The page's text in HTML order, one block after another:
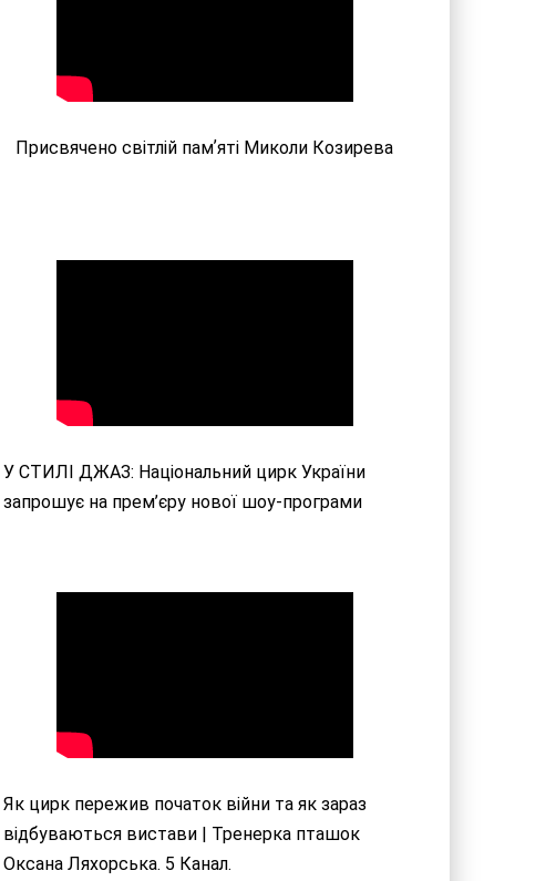
Присвячено світлій памʼяті Миколи Козирева
У СТИЛІ ДЖАЗ: Національний цирк України
запрошує на прем’єру нової шоу-програми
Як цирк пережив початок війни та як зараз
відбуваються вистави | Тренерка пташок
Оксана Ляхорська. 5 Канал.